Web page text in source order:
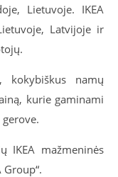
Lietuvoje. IKEA
Latvijoje ir
kokybiškus namų
kurie gaminami
IKEA mažmeninės